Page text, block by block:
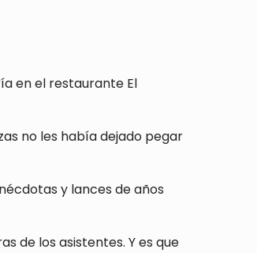
en el restaurante El
no les había dejado pegar
y lances de años
de los asistentes. Y es que